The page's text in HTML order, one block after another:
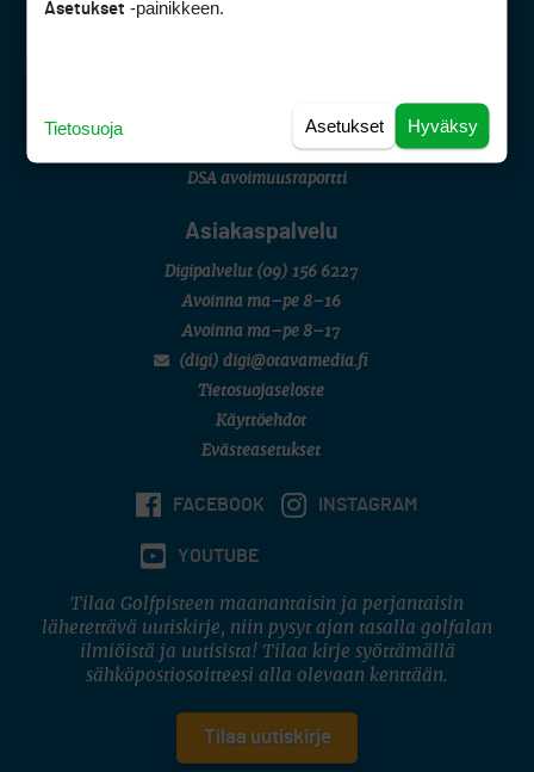
Tietoa verkon kävijöistä
Golfpisteen yhteystiedot
DSA avoimuusraportti
Asiakaspalvelu
Digipalvelut (09) 156 6227
Avoinna ma–pe 8–16
Avoinna ma–pe 8–17
(digi) digi@otavamedia.fi
Tietosuojaseloste
Käyttöehdot
Evästeasetukset
FACEBOOK INSTAGRAM
YOUTUBE
Tilaa Golfpisteen maanantaisin ja perjantaisin
lähetettävä uutiskirje, niin pysyt ajan tasalla golfalan
ilmiöistä ja uutisista! Tilaa kirje syöttämällä
sähköpostiosoitteesi alla olevaan kenttään.
Tilaa uutiskirje
Asetukset -painikkeen.
Hyväksy
Asetukset
Tietosuoja